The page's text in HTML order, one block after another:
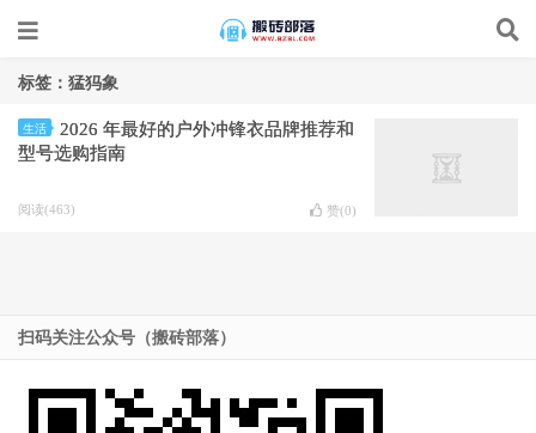
标签：猛犸象
生活
2026 年最好的户外冲锋衣品牌推荐和
型号选购指南
阅读(463) 赞(0)
扫码关注公众号（搬砖部落）